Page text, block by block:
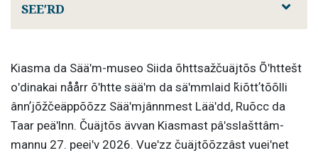
SEEʹRD
Kiasma da Sääʹm-museo Siida õhttsažčuäjtõs Õʹhttešt
oʹdinakai nåårr õʹhtte sääʹm da säʹmmlaid ǩiõttʼtõõlli
ânnʼjõžčeäppõõzz Sääʹmjânnmest Lääʹdd, Ruõcc da
Taar peäʹlnn. Čuäjtõs ävvan Kiasmast pâʹsslašttâm-
mannu 27. peeiʹv 2026. Vueʹzz čuäjtõõzzâst vueiʹnet